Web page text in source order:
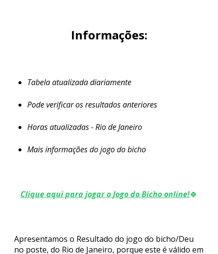
Informações:
Tabela atualizada diariamente
Pode verificar os resultados anteriores
Horas atualizadas - Rio de Janeiro
Mais informações do jogo do bicho
Clique aqui para jogar o Jogo do Bicho online!🍀
Apresentamos o Resultado do jogo do bicho/Deu
no poste, do Rio de Janeiro, porque este é válido em